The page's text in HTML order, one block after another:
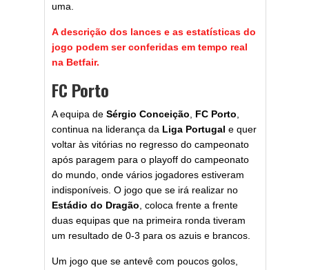
uma.
A descrição dos lances e as estatísticas do
jogo podem ser conferidas em tempo real
na Betfair.
FC Porto
A equipa de Sérgio Conceição FC Porto
continua na liderança da Liga Portugal e quer
voltar às vitórias no regresso do campeonato
após paragem para o playoff do campeonato
do mundo, onde vários jogadores estiveram
indisponíveis. O jogo que se irá realizar no
Estádio do Dragão , coloca frente a frente
duas equipas que na primeira ronda tiveram
um resultado de 0-3 para os azuis e brancos.
Um jogo que se antevê com poucos golos,